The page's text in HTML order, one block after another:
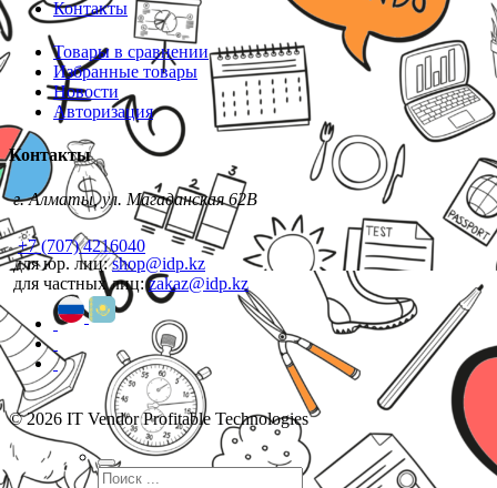
Контакты
Товары в сравнении
Избранные товары
Новости
Авторизация
Контакты
г. Алматы, ул. Магаданская 62В
+7 (707) 4216040
для юр. лиц:shop@idp.kz
для частных лиц:zakaz@idp.kz
© 2026 IT Vendor Profitable Technologies